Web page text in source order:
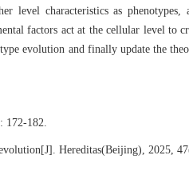
level characteristics as phenotypes,
factors act at the cellular level to
evolution and finally update the
172-182.
Hereditas(Beijing), 2025,